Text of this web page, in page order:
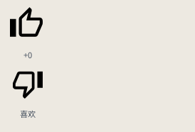
+0
喜欢